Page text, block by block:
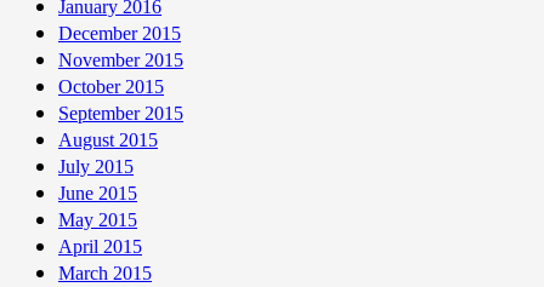
January 2016
December 2015
November 2015
October 2015
September 2015
August 2015
July 2015
June 2015
May 2015
April 2015
March 2015